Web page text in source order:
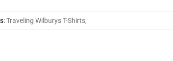
:Traveling Wilburys T-Shirts,